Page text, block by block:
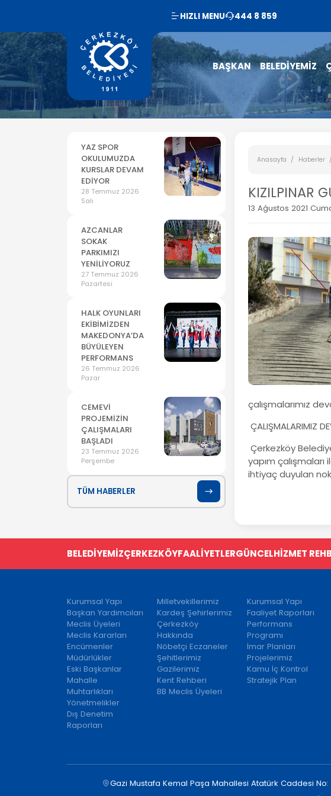
HIZLI MENU 444 8 859
BAŞKAN BELEDİYEMİZ
YAZ SPOR
OKULUMUZDA
KURSLAR DEVAM
EDİYOR
28 Temmuz 2026
Salı
AZCANLAR
SOKAK
PARKIMIZI
YENİLİYORUZ
27 Temmuz 2026
Pazartesi
HALK OYUNLARI
EKİBİMİZDEN
MAKEDONYA’DA
BÜYÜLEYEN
PERFORMANS
26 Temmuz 2026
Pazar
CEMEVİ
PROJEMİZİN
ÇALIŞMALARI
BAŞLADI
23 Temmuz 2026
Perşembe
TÜM HABERLER
Anasayfa Haberler
KIZILPINAR
13 Ağustos 2021
çalışmalarımız
ÇALIŞMALARIMIZ
Çerkezköy
yapım
ihtiyaç duyulan
BELEDİYEMİZÇERKEZKÖYFAALİYETLERGÜNCELHİZMET
Kurumsal Yapı
Başkan Yardımcıları
Meclis Üyeleri
Meclis Kararları
Encümenler
Müdürlükler
Eski Başkanlar
Mahalle
Muhtarlıkları
Yönetmelikler
Dış Denetim
Raporları
Milletvekillerimiz
Kardeş Şehirlerimiz
Çerkezköy
Hakkında
Nöbetçi Eczaneler
Şehitlerimiz
Gazilerimiz
Kent Rehberi
BB Meclis Üyeleri
Kurumsal Yapı
Faaliyet Raporları
Performans
Programı
İmar Planları
Projelerimiz
Kamu İç Kontrol
Stratejik Plan
Gazi Mustafa Kemal Paşa Mahallesi Atatürk Caddesi